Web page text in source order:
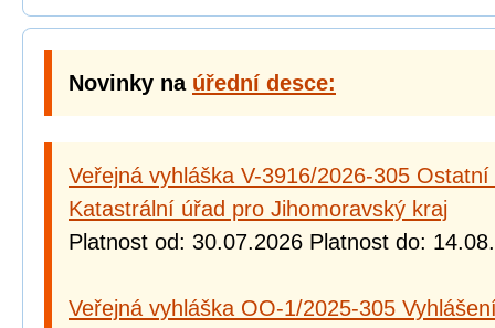
Novinky na úřední desce:
Veřejná vyhláška V-3916/2026-305
Katastrální úřad pro Jihomoravský kraj
Platnost od: 30.07.2026 Platnost do:
Veřejná vyhláška OO-1/2025-305